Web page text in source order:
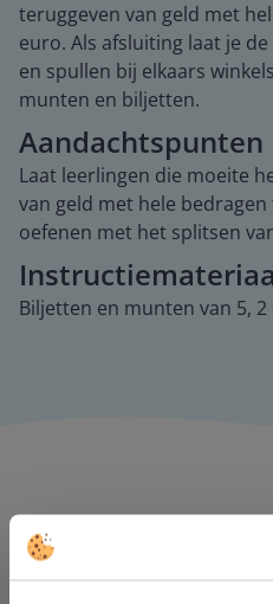
teruggeven van geld met
euro. Als afsluiting laat je
en spullen bij elkaars
munten en biljetten.
Aandachtspunten
Laat leerlingen die moeite
van geld met hele
oefenen met het splitsen
Biljetten en munten van 5, 2